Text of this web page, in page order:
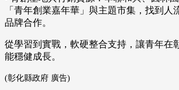
「青年創業嘉年華」與主題市集，找到人
品牌合作。
從學習到實戰，軟硬整合支持，讓青年在
能穩健成長。
(彰化縣政府 廣告)